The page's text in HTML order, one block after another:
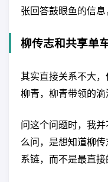
张回答鼓眼鱼的信息
柳传志和共享单
其实直接关系不大
柳青，柳青带领的滴
问这个问题时，我
么问，是想知道柳
系链，而不是最直接